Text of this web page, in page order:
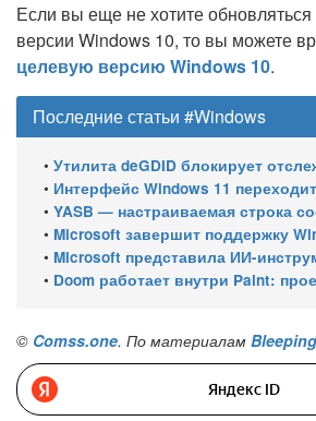
Если вы еще не хотите
версии Windows 10, то вы можете
целевую версию Windows 10.
Последние статьи #Windows
• Утилита deGDID блокирует отслеживание Windows по
• Интерфейс Windows 11 переходит на WinUI: какие
• YASB — настраиваемая строка состояния для Windows с виджетами и
• Microsoft завершит поддержку Windows 10 Enterprise LTSC 2021 в январе 2027 года. ESU
• Microsoft представила ИИ-инструменты для анализа производительности
• Doom работает внутри Paint: проект DoomPaint от
© Comss.one. По материалам